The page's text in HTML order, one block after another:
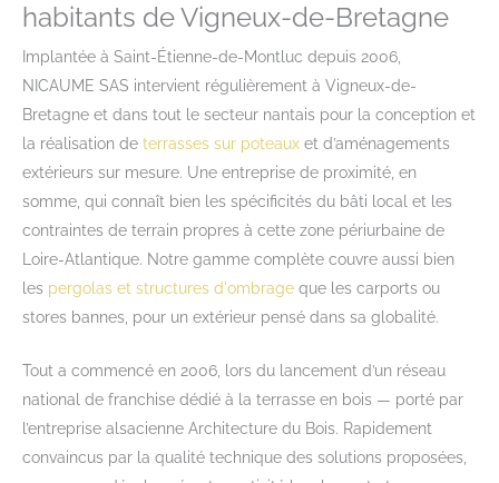
habitants de Vigneux-de-Bretagne
Implantée à Saint-Étienne-de-Montluc depuis 2006,
NICAUME SAS intervient régulièrement à Vigneux-de-
Bretagne et dans tout le secteur nantais pour la conception et
la réalisation de terrasses sur poteaux et d’aménagements
extérieurs sur mesure. Une entreprise de proximité, en
somme, qui connaît bien les spécificités du bâti local et les
contraintes de terrain propres à cette zone périurbaine de
Loire-Atlantique. Notre gamme complète couvre aussi bien
les pergolas et structures d'ombrage que les carports ou
stores bannes, pour un extérieur pensé dans sa globalité.
Tout a commencé en 2006, lors du lancement d’un réseau
national de franchise dédié à la terrasse en bois — porté par
l’entreprise alsacienne Architecture du Bois. Rapidement
convaincus par la qualité technique des solutions proposées,